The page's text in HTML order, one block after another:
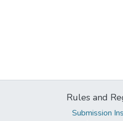
Rules and
Submission